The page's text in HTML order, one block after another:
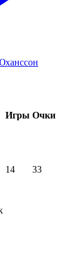
Игры Очки
14 33